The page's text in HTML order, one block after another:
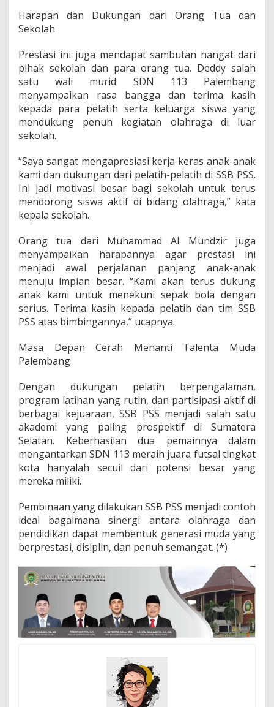
Harapan dan Dukungan dari Orang Tua dan
Sekolah
Prestasi ini juga mendapat sambutan hangat dari
pihak sekolah dan para orang tua. Deddy salah
satu wali murid SDN 113 Palembang
menyampaikan rasa bangga dan terima kasih
kepada para pelatih serta keluarga siswa yang
mendukung penuh kegiatan olahraga di luar
sekolah.
“Saya sangat mengapresiasi kerja keras anak-anak
kami dan dukungan dari pelatih-pelatih di SSB PSS.
Ini jadi motivasi besar bagi sekolah untuk terus
mendorong siswa aktif di bidang olahraga,” kata
kepala sekolah.
Orang tua dari Muhammad Al Mundzir juga
menyampaikan harapannya agar prestasi ini
menjadi awal perjalanan panjang anak-anak
menuju impian besar. “Kami akan terus dukung
anak kami untuk menekuni sepak bola dengan
serius. Terima kasih kepada pelatih dan tim SSB
PSS atas bimbingannya,” ucapnya.
Masa Depan Cerah Menanti Talenta Muda
Palembang
Dengan dukungan pelatih berpengalaman,
program latihan yang rutin, dan partisipasi aktif di
berbagai kejuaraan, SSB PSS menjadi salah satu
akademi yang paling prospektif di Sumatera
Selatan. Keberhasilan dua pemainnya dalam
mengantarkan SDN 113 meraih juara futsal tingkat
kota hanyalah secuil dari potensi besar yang
mereka miliki.
Pembinaan yang dilakukan SSB PSS menjadi contoh
ideal bagaimana sinergi antara olahraga dan
pendidikan dapat membentuk generasi muda yang
berprestasi, disiplin, dan penuh semangat. (*)